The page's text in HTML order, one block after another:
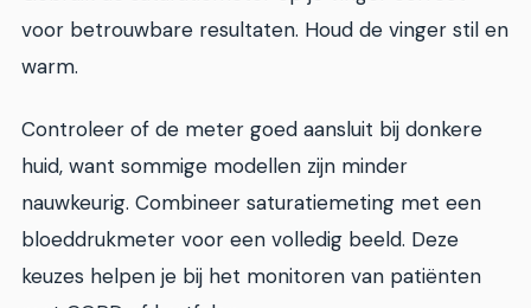
voor betrouwbare resultaten. Houd de vinger stil en
warm.
Controleer of de meter goed aansluit bij donkere
huid, want sommige modellen zijn minder
nauwkeurig. Combineer saturatiemeting met een
bloeddrukmeter voor een volledig beeld. Deze
keuzes helpen je bij het monitoren van patiënten